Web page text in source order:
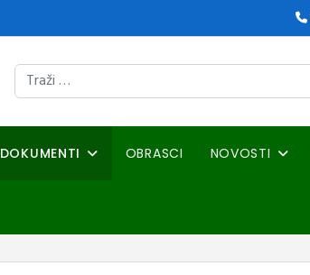
DOKUMENTI OBRASCI NOVOSTI